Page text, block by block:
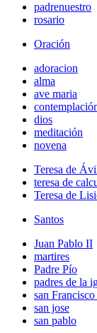
padrenuestro
rosario
Oración
adoracion
alma
ave maria
dios
meditación
novena
Teresa de
teresa de
Teresa de
Santos
Juan Pablo II
martires
Padre Pío
padres de la
san
san jose
san pablo